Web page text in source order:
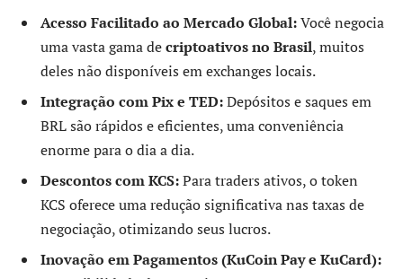
Acesso Facilitado ao Mercado Global:Você negocia
uma vasta gama decriptoativos no Brasil, muitos
deles não disponíveis em exchanges locais.
Integração com Pix e TED:Depósitos e saques em
BRL são rápidos e eficientes, uma conveniência
enorme para o dia a dia.
Descontos com KCS:Para traders ativos, o token
KCS oferece uma redução significativa nas taxas de
negociação, otimizando seus lucros.
Inovação em Pagamentos (KuCoin Pay e KuCard):